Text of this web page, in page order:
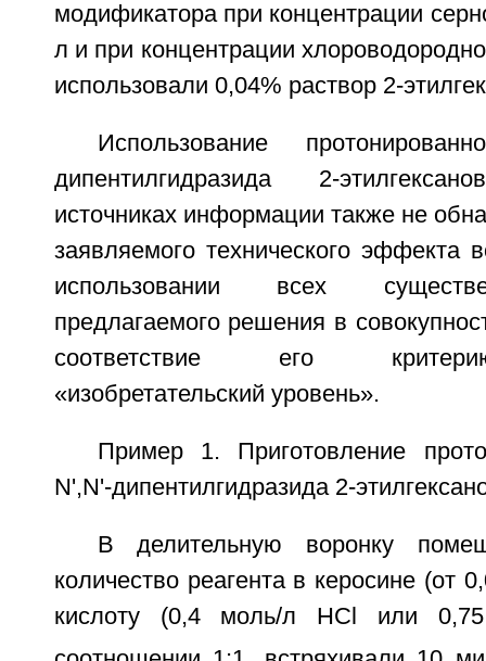
модификатора при концентрации
л и при концентрации
использовали 0,04% раствор 2-
Использование
дипентилгидразида 2-
источниках информации также не
заявляемого технического эффекта
использовании всех
предлагаемого решения в
соответствие его
«изобретательский уровень».
Пример 1. Приготовление
N',N'-дипентилгидразида 2-
В делительную воронку
количество реагента в керосине (от
кислоту (0,4 моль/л HCl или